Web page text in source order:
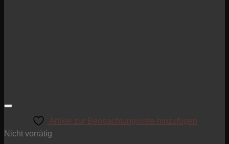
Artikel zur Beobachtungsliste hinzufügen
Nicht vorrätig